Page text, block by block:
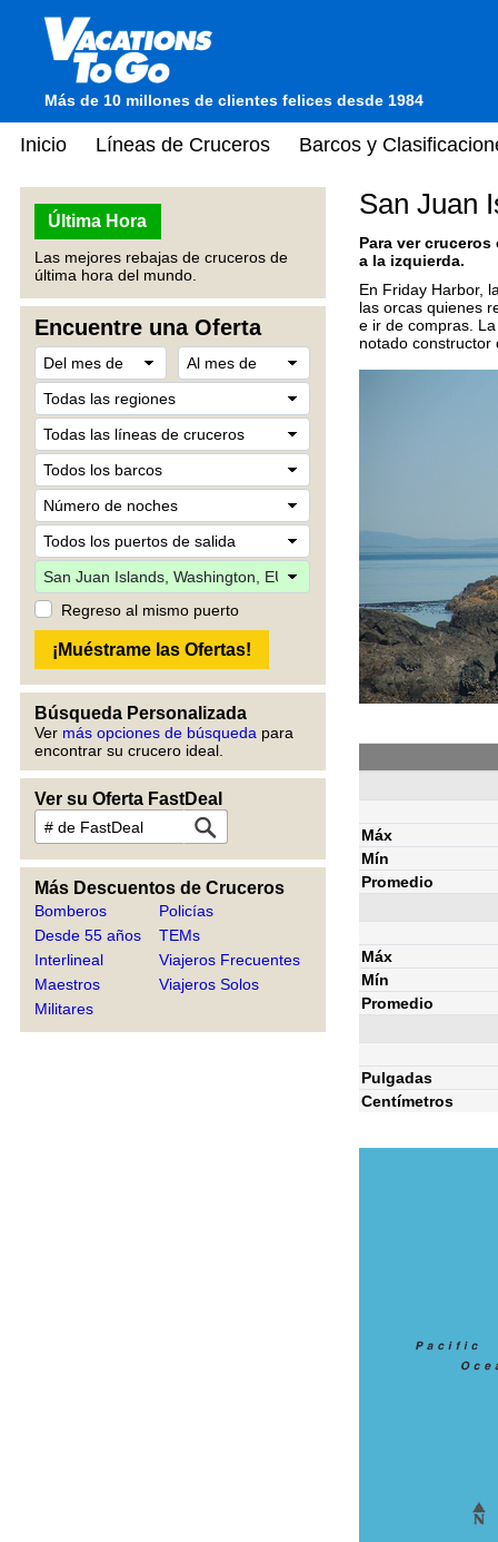
Más de 10 millones de clientes felices desde 1984
Inicio Líneas de Cruceros Barcos y
Última Hora
Las mejores rebajas de cruceros de
última hora del mundo.
Encuentre una Oferta
Regreso al mismo puerto
Búsqueda Personalizada
Ver más opciones de búsqueda para
encontrar su crucero ideal.
Ver su Oferta FastDeal
Más Descuentos de Cruceros
Bomberos
Desde 55 años
Interlineal
Maestros
Militares
Policías
TEMs
Viajeros Frecuentes
Viajeros Solos
San Juan
Para ver
a la izquierda.
En Friday Harbor,
las orcas quienes
e ir de compras.
notado constructor
Máx
Mín
Promedio
Máx
Mín
Promedio
Pulgadas
Centímetros